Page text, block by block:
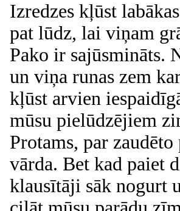
Izredzes kļūst
pat lūdz, lai viņam
Pako ir sajūsmināts.
un viņa runas zem
kļūst arvien
mūsu pielūdzējiem
Protams, par
vārda. Bet kad paiet
klausītāji sāk nogurt